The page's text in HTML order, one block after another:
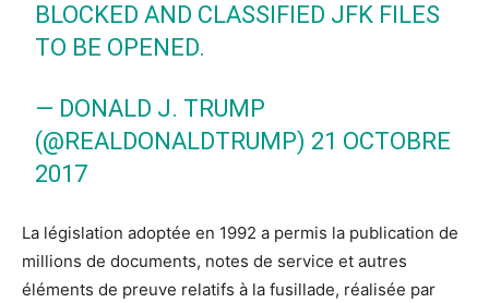
BLOCKED AND CLASSIFIED JFK FILES
TO BE OPENED.
— DONALD J. TRUMP
(@REALDONALDTRUMP) 21 OCTOBRE
2017
La législation adoptée en 1992 a permis la publication de
millions de documents, notes de service et autres
éléments de preuve relatifs à la fusillade, réalisée par